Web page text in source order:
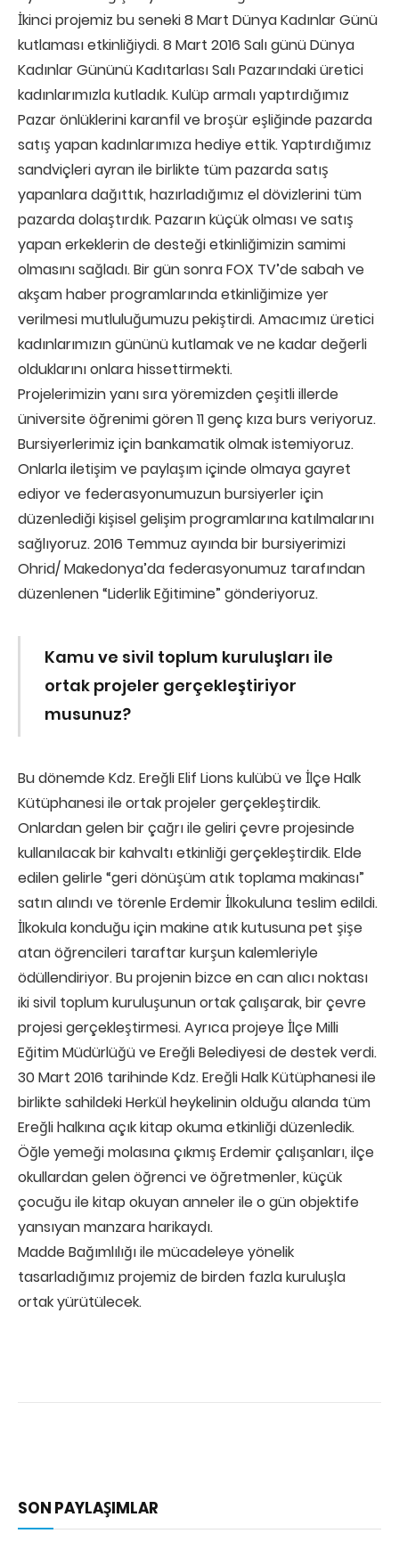
İkinci projemiz bu seneki 8 Mart Dünya Kadınlar Günü
kutlaması etkinliğiydi. 8 Mart 2016 Salı günü Dünya
Kadınlar Gününü Kadıtarlası Salı Pazarındaki üretici
kadınlarımızla kutladık. Kulüp armalı yaptırdığımız
Pazar önlüklerini karanfil ve broşür eşliğinde pazarda
satış yapan kadınlarımıza hediye ettik. Yaptırdığımız
sandviçleri ayran ile birlikte tüm pazarda satış
yapanlara dağıttık, hazırladığımız el dövizlerini tüm
pazarda dolaştırdık. Pazarın küçük olması ve satış
yapan erkeklerin de desteği etkinliğimizin samimi
olmasını sağladı. Bir gün sonra FOX TV’de sabah ve
akşam haber programlarında etkinliğimize yer
verilmesi mutluluğumuzu pekiştirdi. Amacımız üretici
kadınlarımızın gününü kutlamak ve ne kadar değerli
olduklarını onlara hissettirmekti.
Projelerimizin yanı sıra yöremizden çeşitli illerde
üniversite öğrenimi gören 11 genç kıza burs veriyoruz.
Bursiyerlerimiz için bankamatik olmak istemiyoruz.
Onlarla iletişim ve paylaşım içinde olmaya gayret
ediyor ve federasyonumuzun bursiyerler için
düzenlediği kişisel gelişim programlarına katılmalarını
sağlıyoruz. 2016 Temmuz ayında bir bursiyerimizi
Ohrid/ Makedonya’da federasyonumuz tarafından
düzenlenen “Liderlik Eğitimine” gönderiyoruz.
Kamu ve sivil toplum kuruluşları ile
ortak projeler gerçekleştiriyor
musunuz?
Bu dönemde Kdz. Ereğli Elif Lions kulübü ve İlçe Halk
Kütüphanesi ile ortak projeler gerçekleştirdik.
Onlardan gelen bir çağrı ile geliri çevre projesinde
kullanılacak bir kahvaltı etkinliği gerçekleştirdik. Elde
edilen gelirle “geri dönüşüm atık toplama makinası”
satın alındı ve törenle Erdemir İlkokuluna teslim edildi.
İlkokula konduğu için makine atık kutusuna pet şişe
atan öğrencileri taraftar kurşun kalemleriyle
ödüllendiriyor. Bu projenin bizce en can alıcı noktası
iki sivil toplum kuruluşunun ortak çalışarak, bir çevre
projesi gerçekleştirmesi. Ayrıca projeye İlçe Milli
Eğitim Müdürlüğü ve Ereğli Belediyesi de destek verdi.
30 Mart 2016 tarihinde Kdz. Ereğli Halk Kütüphanesi ile
birlikte sahildeki Herkül heykelinin olduğu alanda tüm
Ereğli halkına açık kitap okuma etkinliği düzenledik.
Öğle yemeği molasına çıkmış Erdemir çalışanları, ilçe
okullardan gelen öğrenci ve öğretmenler, küçük
çocuğu ile kitap okuyan anneler ile o gün objektife
yansıyan manzara harikaydı.
Madde Bağımlılığı ile mücadeleye yönelik
tasarladığımız projemiz de birden fazla kuruluşla
ortak yürütülecek.
SON PAYLAŞIMLAR